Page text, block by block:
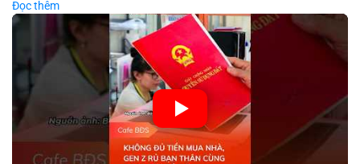
chấp tài sản. Các chuyên gia cảnh báo sự thiếu hụt cơ sở pháp
lý rõ ràng khi phân chia quyền lợi có thể dẫn đến xung đột kéo
dài. Nhà đầu tư cần thận trọng khi thực hiện các giao dịch bất
động sản dựa trên sự tin tưởng cá nhân.
🎥 Xem video trực tiếp tại:
Nguồn: KIEN THUC KINH TE
Đọc thêm